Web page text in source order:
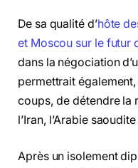
De sa qualité d’hôte
et Moscou sur le futur
dans la négociation
permettrait
coups, de détendre la
l’Iran, l’Arabie
Après un isolement